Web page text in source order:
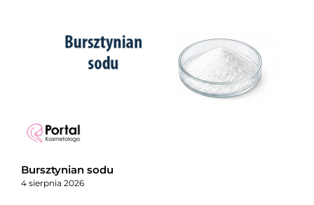
Bursztynian sodu
4 sierpnia 2026